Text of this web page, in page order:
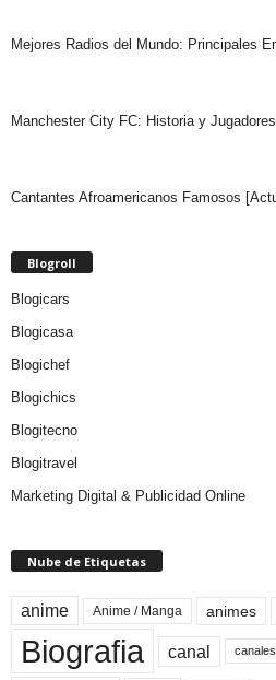
Mejores Radios del Mundo: Principales
Manchester City FC: Historia y Jugadores
Cantantes Afroamericanos Famosos
Blogroll
Blogicars
Blogicasa
Blogichef
Blogichics
Blogitecno
Blogitravel
Marketing Digital & Publicidad Online
Nube de Etiquetas
anime Anime / Manga animes
Biografia canal canales